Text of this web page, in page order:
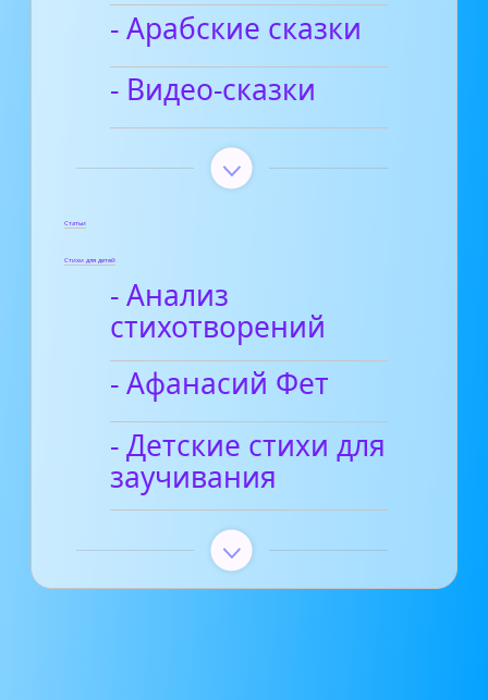
- Арабские сказки
- Видео-сказки
Статьи
Стихи для детей
- Анализ
стихотворений
- Афанасий Фет
- Детские стихи для
заучивания